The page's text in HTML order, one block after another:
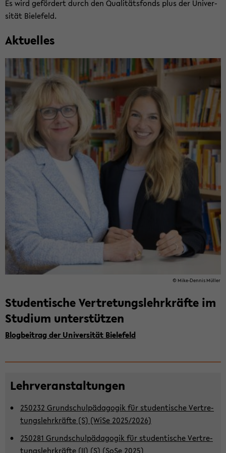
Es wird ge­för­dert durch den Qua­li­täts­fonds plus der Uni­ver­
si­tät Bie­le­feld.
Ak­tu­el­les
© Mike-​Dennis Mül­ler
Stu­den­ti­sche Ver­tre­tungs­lehr­kräf­te im
Stu­di­um un­ter­stüt­zen
Blog­bei­trag der Uni­ver­si­tät Bie­le­feld
Lehr­ver­an­stal­tun­gen
250232 Grund­schul­päd­ago­gik für stu­den­ti­sche Ver­tre­
tungs­lehr­kräf­te (S) (WiSe 2025/2026)
250281 Grund­schul­päd­ago­gik für stu­den­ti­sche Ver­tre­
tungs­lehr­kräf­te (II) (S) (SoSe 2025)